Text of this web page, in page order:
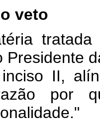
veto
tratada
Presidente
II,
por